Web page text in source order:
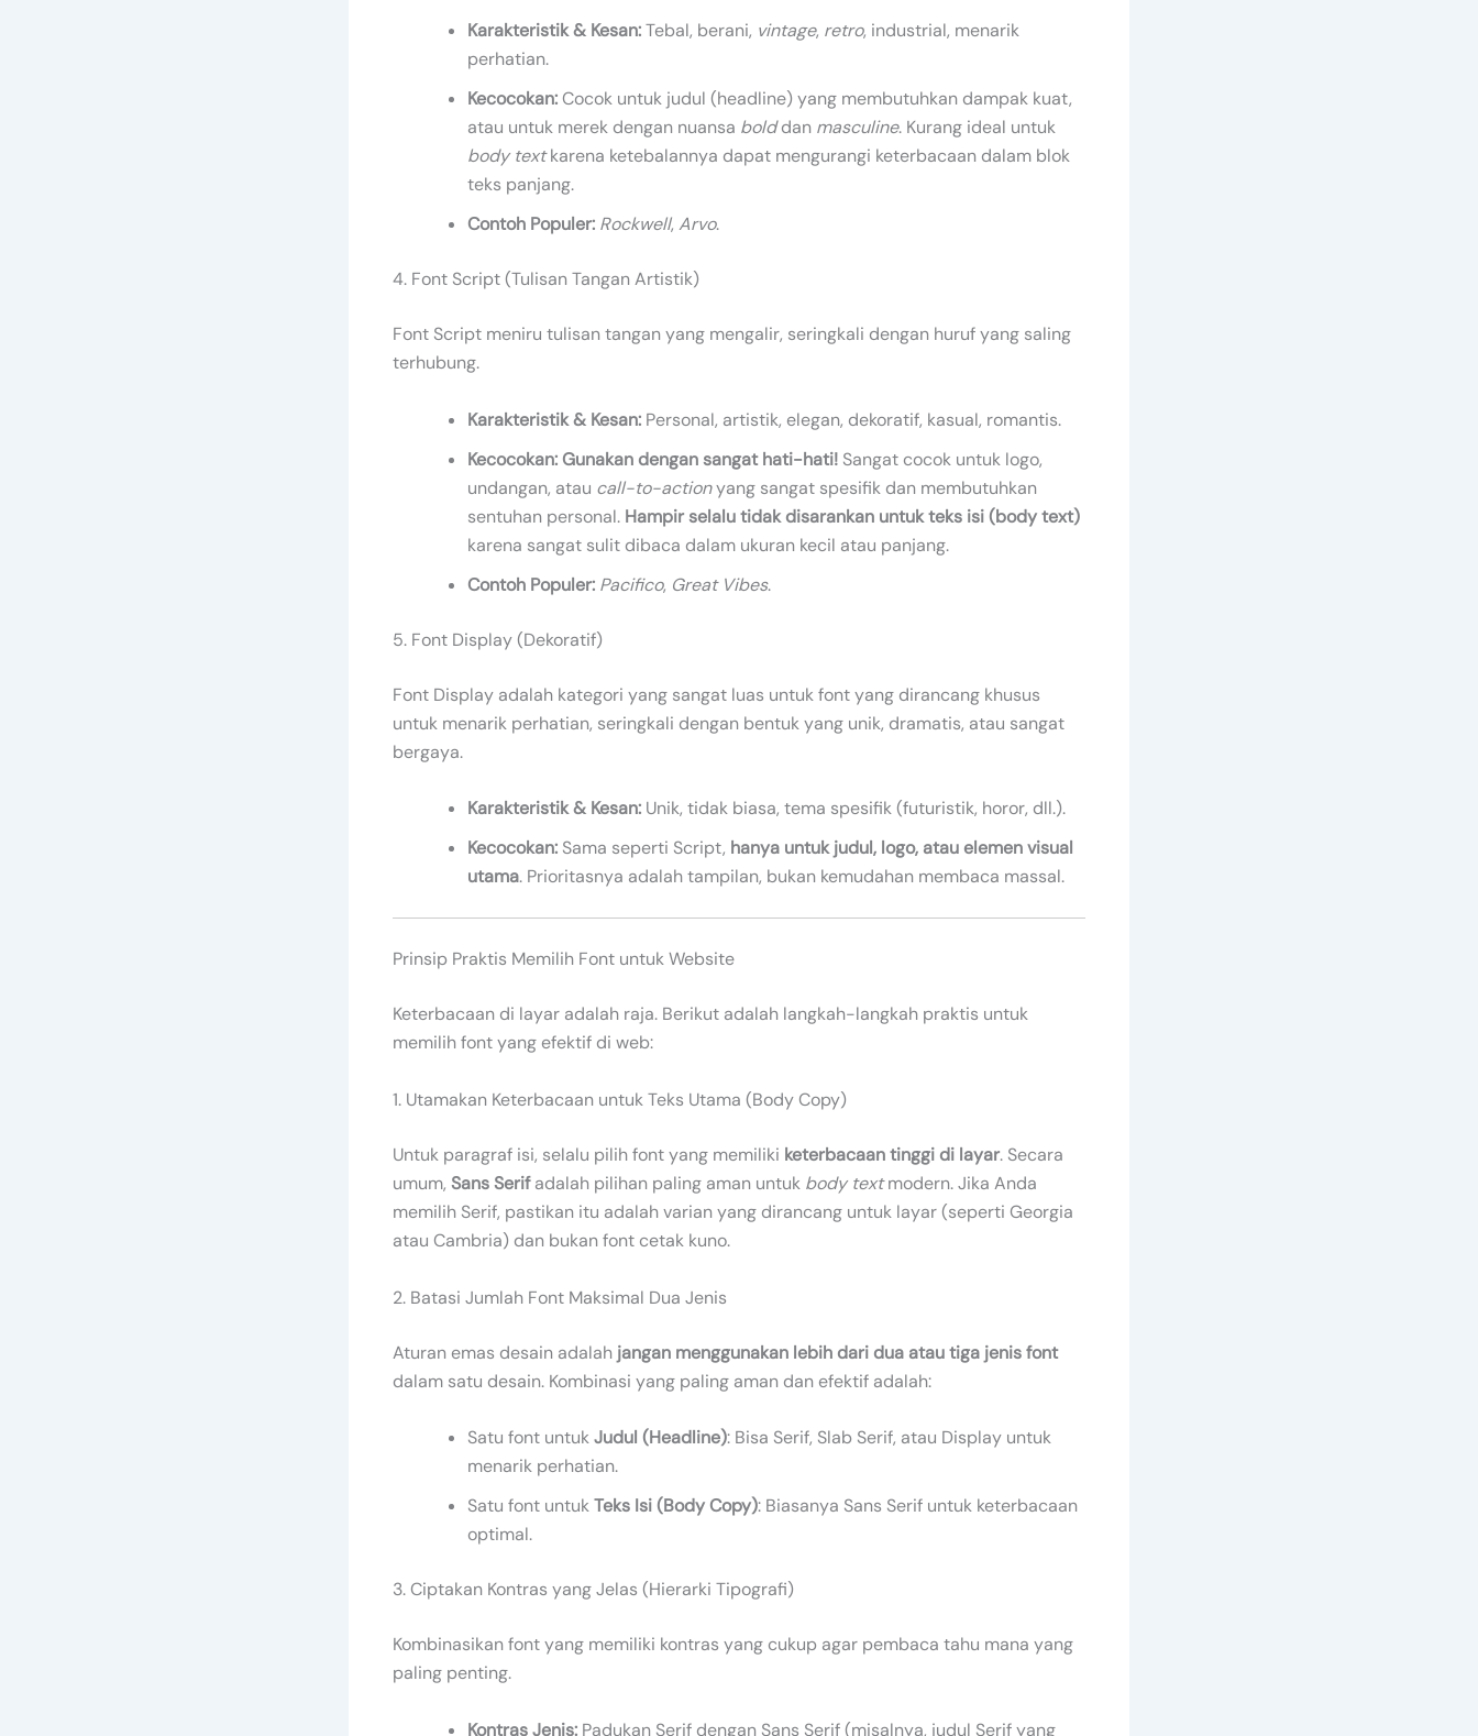
Karakteristik & Kesan:Tebal, berani, vintage, retro, industrial, menarik
perhatian.
Kecocokan:Cocok untuk judul (headline) yang membutuhkan dampak kuat,
atau untuk merek dengan nuansa bolddan masculine. Kurang ideal untuk
body textkarena ketebalannya dapat mengurangi keterbacaan dalam blok
teks panjang.
Contoh Populer: Rockwell, Arvo.
4. Font Script (Tulisan Tangan Artistik)
Font Script meniru tulisan tangan yang mengalir, seringkali dengan huruf yang saling
terhubung.
Karakteristik & Kesan: Personal, artistik, elegan, dekoratif, kasual, romantis.
Kecocokan:Gunakan dengan sangat hati-hati! Sangat cocok untuk logo,
undangan, atau call-to-actionyang sangat spesifik dan membutuhkan
sentuhan personal. Hampir selalu tidak disarankan untuk teks isi (body text)
karena sangat sulit dibaca dalam ukuran kecil atau panjang.
Contoh Populer: Pacifico, Great Vibes.
5. Font Display (Dekoratif)
Font Display adalah kategori yang sangat luas untuk font yang dirancang khusus
untuk menarik perhatian, seringkali dengan bentuk yang unik, dramatis, atau sangat
bergaya.
Karakteristik & Kesan: Unik, tidak biasa, tema spesifik (futuristik, horor, dll.).
Kecocokan: Sama seperti Script, hanya untuk judul, logo, atau elemen visual
utama. Prioritasnya adalah tampilan, bukan kemudahan membaca massal.
Prinsip Praktis Memilih Font untuk Website
Keterbacaan di layar adalah raja. Berikut adalah langkah-langkah praktis untuk
memilih font yang efektif di web:
1. Utamakan Keterbacaan untuk Teks Utama (Body Copy)
Untuk paragraf isi, selalu pilih font yang memiliki keterbacaan tinggi di layar. Secara
umum, Sans Serifadalah pilihan paling aman untuk body textmodern. Jika Anda
memilih Serif, pastikan itu adalah varian yang dirancang untuk layar (seperti Georgia
atau Cambria) dan bukan font cetak kuno.
2. Batasi Jumlah Font Maksimal Dua Jenis
Aturan emas desain adalah jangan menggunakan lebih dari dua atau tiga jenis font
dalam satu desain. Kombinasi yang paling aman dan efektif adalah:
Satu font untukJudul (Headline): Bisa Serif, Slab Serif, atau Display untuk
menarik perhatian.
Satu font untukTeks Isi (Body Copy): Biasanya Sans Serif untuk keterbacaan
optimal.
3. Ciptakan Kontras yang Jelas (Hierarki Tipografi)
Kombinasikan font yang memiliki kontras yang cukup agar pembaca tahu mana yang
paling penting.
Kontras Jenis: Padukan Serif dengan Sans Serif (misalnya, judul Serif yang